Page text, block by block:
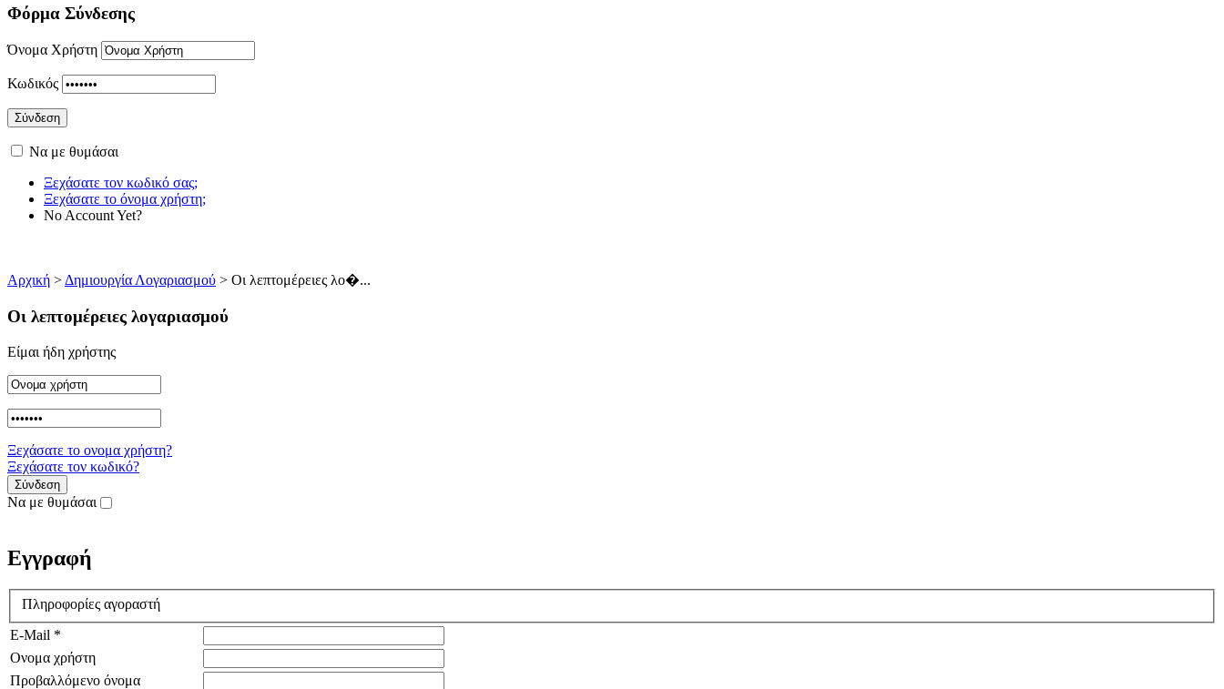
Φόρμα Σύνδεσης
Όνομα Χρήστη
Κωδικός
Να με θυμάσαι
Ξεχάσατε τον κωδικό σας;
Ξεχάσατε το όνομα χρήστη;
No Account Yet?
Αρχική > Δημιουργία Λογαριασμού > Οι λεπτομέρειες λο�...
Οι λεπτομέρειες λογαριασμού
Είμαι ήδη χρήστης
Ξεχάσατε το ονομα χρήστη?
Ξεχάσατε τον κωδικό?
Να με θυμάσαι
Εγγραφή
Πληροφορίες αγοραστή
E-Mail *
Ονομα χρήστη
Προβαλλόμενο όνομα